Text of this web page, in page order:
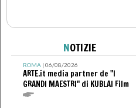
NOTIZIE
ROMA| 06/08/2026
ARTE.it media partner de "I
GRANDI MAESTRI" di KUBLAI Film